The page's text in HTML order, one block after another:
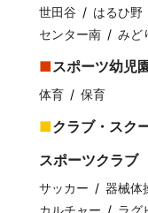
世田谷 はるひ野
センター南
みど
スポーツ幼児
体育 保育
クラブ・スク
スポーツクラブ
サッカー 器械体